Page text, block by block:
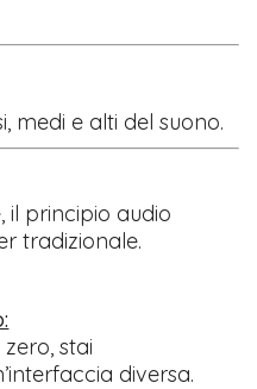
medi e alti del suono.
il principio audio
tradizionale.
stai
diversa.